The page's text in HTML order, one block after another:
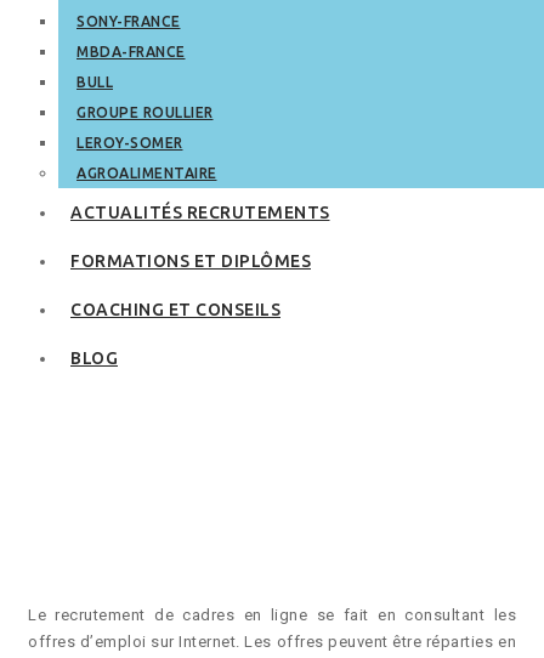
SONY-FRANCE
MBDA-FRANCE
BULL
GROUPE ROULLIER
LEROY-SOMER
AGROALIMENTAIRE
ACTUALITÉS RECRUTEMENTS
FORMATIONS ET DIPLÔMES
COACHING ET CONSEILS
BLOG
Le recrutement de cadres en ligne se fait en consultant les
offres d’emploi sur Internet. Les offres peuvent être réparties en